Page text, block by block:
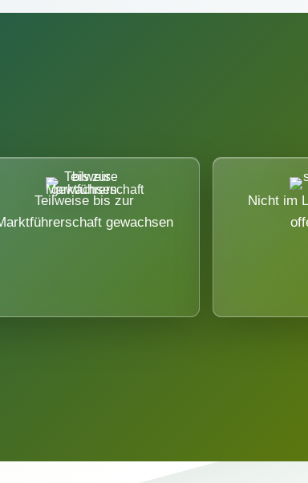
Teilweise bis zur
gewachsen
Nicht im